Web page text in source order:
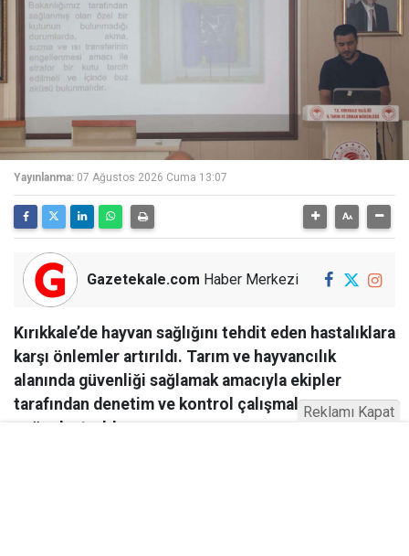
Yayınlanma: 07 Ağustos 2026 Cuma 13:07
Gazetekale.com Haber Merkezi
Kırıkkale’de hayvan sağlığını tehdit eden hastalıklara
karşı önlemler artırıldı. Tarım ve hayvancılık
alanında güvenliği sağlamak amacıyla ekipler
tarafından denetim ve kontrol çalışmaları
yoğunlaştırıldı.
Reklamı Kapat